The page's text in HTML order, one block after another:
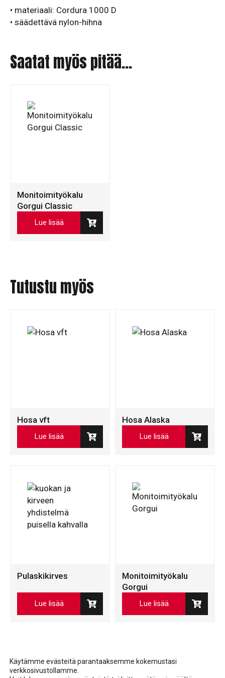
• materiaali: Cordura 1000 D
• säädettävä nylon-hihna
Saatat myös pitää...
Monitoimityökalu
Gorgui Classic
Lue lisää
Tutustu myös
Hosa vft
Lue lisää
Hosa Alaska
Lue lisää
Pulaskikirves
Lue lisää
Monitoimityökalu
Gorgui
Lue lisää
Käytämme evästeitä parantaaksemme kokemustasi
verkkosivustollamme.